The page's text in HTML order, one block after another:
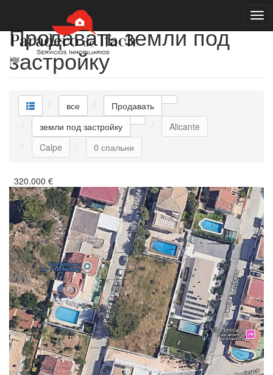
Продавать земли под
застройку
все
Продавать
земли под застройку
Alicante
Calpe
0 спальни
320.000 €